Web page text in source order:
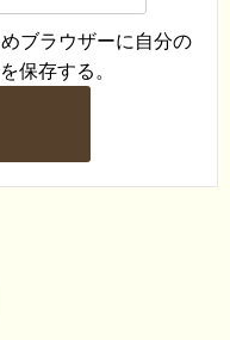
ブラウザーに自分の
保存する。